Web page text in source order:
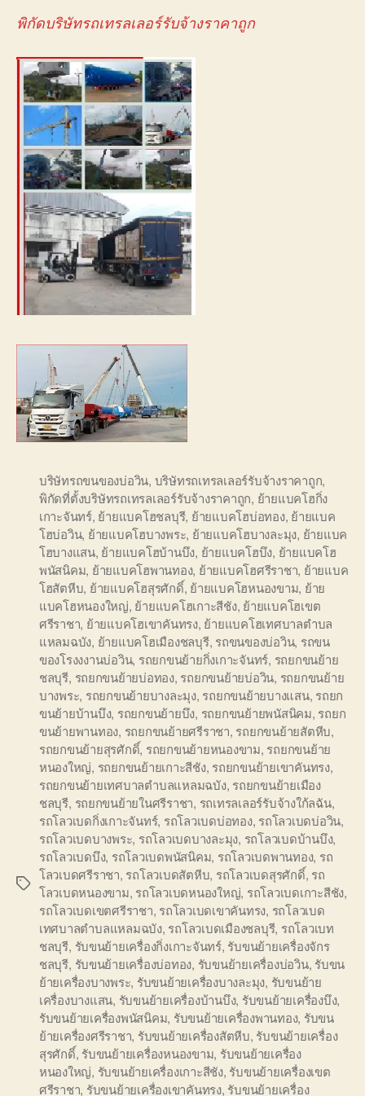
พิกัดบริษัทรถเทรลเลอร์รับจ้างราคาถูก
Tags
บริษัทรถขนของบ่อวิน, บริษัทรถเทรลเลอร์รับจ้างราคาถูก,
พิกัดที่ตั้งบริษัทรถเทรลเลอร์รับจ้างราคาถูก, ย้ายแบคโฮกิ่ง
เกาะจันทร์, ย้ายแบคโฮชลบุรี, ย้ายแบคโฮบ่อทอง, ย้ายแบค
โฮบ่อวิน, ย้ายแบคโฮบางพระ, ย้ายแบคโฮบางละมุง, ย้ายแบค
โฮบางแสน, ย้ายแบคโฮบ้านบึง, ย้ายแบคโฮบึง, ย้ายแบคโฮ
พนัสนิคม, ย้ายแบคโฮพานทอง, ย้ายแบคโฮศรีราชา, ย้ายแบค
โฮสัตหีบ, ย้ายแบคโฮสุรศักดิ์, ย้ายแบคโฮหนองขาม, ย้าย
แบคโฮหนองใหญ่, ย้ายแบคโฮเกาะสีชัง, ย้ายแบคโฮเขต
ศรีราชา, ย้ายแบคโฮเขาคันทรง, ย้ายแบคโฮเทศบาลตำบล
แหลมฉบัง, ย้ายแบคโฮเมืองชลบุรี, รถขนของบ่อวิน, รถขน
ของโรงงงานบ่อวิน, รถยกขนย้ายกิ่งเกาะจันทร์, รถยกขนย้าย
ชลบุรี, รถยกขนย้ายบ่อทอง, รถยกขนย้ายบ่อวิน, รถยกขนย้าย
บางพระ, รถยกขนย้ายบางละมุง, รถยกขนย้ายบางแสน, รถยก
ขนย้ายบ้านบึง, รถยกขนย้ายบึง, รถยกขนย้ายพนัสนิคม, รถยก
ขนย้ายพานทอง, รถยกขนย้ายศรีราชา, รถยกขนย้ายสัตหีบ,
รถยกขนย้ายสุรศักดิ์, รถยกขนย้ายหนองขาม, รถยกขนย้าย
หนองใหญ่, รถยกขนย้ายเกาะสีชัง, รถยกขนย้ายเขาคันทรง,
รถยกขนย้ายเทศบาลตำบลแหลมฉบัง, รถยกขนย้ายเมือง
ชลบุรี, รถยกขนย้ายในศรีราชา, รถเทรลเลอร์รับจ้างใก้ลฉัน,
รถโลวเบดกิ่งเกาะจันทร์, รถโลวเบดบ่อทอง, รถโลวเบดบ่อวิน,
รถโลวเบดบางพระ, รถโลวเบดบางละมุง, รถโลวเบดบ้านบึง,
รถโลวเบดบึง, รถโลวเบดพนัสนิคม, รถโลวเบดพานทอง, รถ
โลวเบดศรีราชา, รถโลวเบดสัตหีบ, รถโลวเบดสุรศักดิ์, รถ
โลวเบดหนองขาม, รถโลวเบดหนองใหญ่, รถโลวเบดเกาะสีชัง,
รถโลวเบดเขตศรีราชา, รถโลวเบดเขาคันทรง, รถโลวเบด
เทศบาลตำบลแหลมฉบัง, รถโลวเบดเมืองชลบุรี, รถโลวเบท
ชลบุรี, รับขนย้ายเครื่องกิ่งเกาะจันทร์, รับขนย้ายเครื่องจักร
ชลบุรี, รับขนย้ายเครื่องบ่อทอง, รับขนย้ายเครื่องบ่อวิน, รับขน
ย้ายเครื่องบางพระ, รับขนย้ายเครื่องบางละมุง, รับขนย้าย
เครื่องบางแสน, รับขนย้ายเครื่องบ้านบึง, รับขนย้ายเครื่องบึง,
รับขนย้ายเครื่องพนัสนิคม, รับขนย้ายเครื่องพานทอง, รับขน
ย้ายเครื่องศรีราชา, รับขนย้ายเครื่องสัตหีบ, รับขนย้ายเครื่อง
สุรศักดิ์, รับขนย้ายเครื่องหนองขาม, รับขนย้ายเครื่อง
หนองใหญ่, รับขนย้ายเครื่องเกาะสีชัง, รับขนย้ายเครื่องเขต
ศรีราชา, รับขนย้ายเครื่องเขาคันทรง, รับขนย้ายเครื่อง